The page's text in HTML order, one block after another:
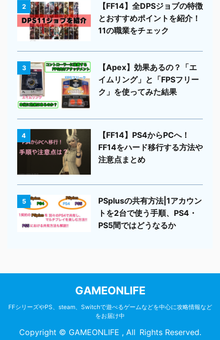
2
【FF14】全DPSジョブの特徴
とおすすめポイントを紹介！
11の職業をチェック
3
【Apex】効果あるの？「エ
イムリング」と「FPSフリー
ク」を使ってみた結果
4
【FF14】PS4からPCへ！
FF14をハード移行する方法や
注意点まとめ
5
PSplusの共有方法|1アカウン
トを2台で使う手順、PS4・
PS5間ではどうなるか
GAMEONLIFE
FFシリーズやPS、steam、Switchで遊べるゲームなどを中心に攻略情報など
をお届け中
Copyright © GAMEONLIFE , All Rights Reserved.